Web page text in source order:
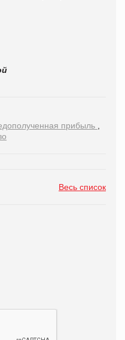
прибыль
Весь список